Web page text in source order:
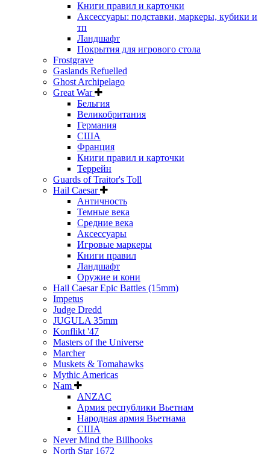
Книги правил и карточки
Аксессуары: подставки, маркеры, кубики и
тп
Ландшафт
Покрытия для игрового стола
Frostgrave
Gaslands Refuelled
Ghost Archipelago
Great War
Бельгия
Великобритания
Германия
США
Франция
Книги правил и карточки
Террейн
Guards of Traitor's Toll
Hail Caesar
Античность
Темные века
Средние века
Аксессуары
Игровые маркеры
Книги правил
Ландшафт
Оружие и кони
Hail Caesar Epic Battles (15mm)
Impetus
Judge Dredd
JUGULA 35mm
Konflikt '47
Masters of the Universe
Marcher
Muskets & Tomahawks
Mythic Americas
Nam
ANZAC
Армия республики Вьетнам
Народная армия Вьетнама
США
Never Mind the Billhooks
North Star 1672